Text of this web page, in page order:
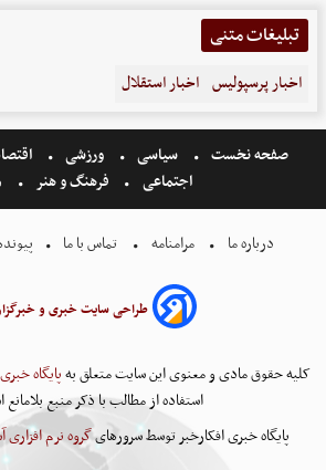
تبلیغات متنی
اخبار پرسپولیس اخبار استقلال
صفحه نخست سیاسی ورزشی
اجتماعی
فرهنگ و هنر
درباره ما مرامنامه تماس با ما
طراحی سایت خبری و
کلیه حقوق مادی و معنوی این سایت متعلق بهپایگاه
استفاده از مطالب با ذکر منبع
پایگاه خبری افکارخبر توسط سرورهایگروه نرم افزاری